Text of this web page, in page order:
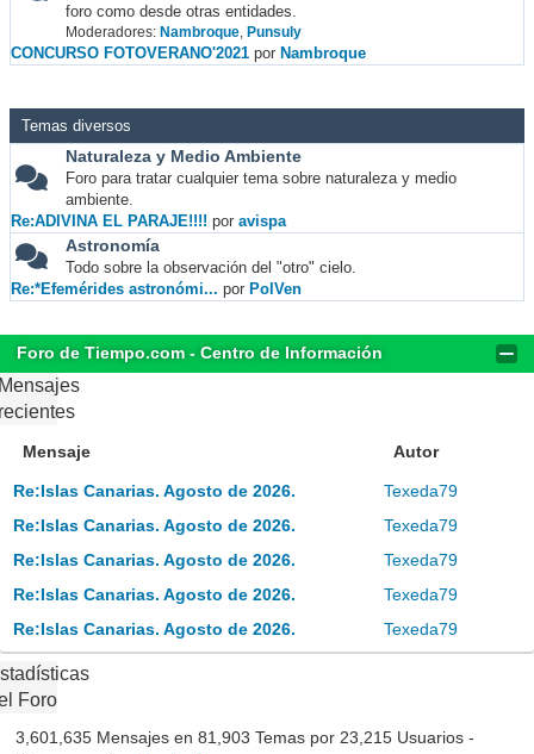
foro como desde otras entidades.
Moderadores: Nambroque, Punsuly
CONCURSO FOTOVERANO'2021 por Nambroque
Temas diversos
Naturaleza y Medio Ambiente
Foro para tratar cualquier tema sobre naturaleza y medio
ambiente.
Re:ADIVINA EL PARAJE!!!! por avispa
Astronomía
Todo sobre la observación del "otro" cielo.
Re:*Efemérides astronómi... por PolVen
Foro de Tiempo.com - Centro de Información
Mensaje Autor
Re:Islas Canarias. Agosto de 2026.
Texeda79
Re:Islas Canarias. Agosto de 2026.
Texeda79
Re:Islas Canarias. Agosto de 2026.
Texeda79
Re:Islas Canarias. Agosto de 2026.
Texeda79
Re:Islas Canarias. Agosto de 2026.
Texeda79
Foro
3,601,635 Mensajes en 81,903 Temas por 23,215 Usuarios -